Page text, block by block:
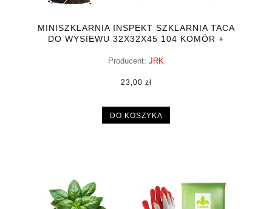
MINISZKLARNIA INSPEKT SZKLARNIA TACA
DO WYSIEWU 32X32X45 104 KOMÓR +
Producent: JRK
23,00 zł
DO KOSZYKA